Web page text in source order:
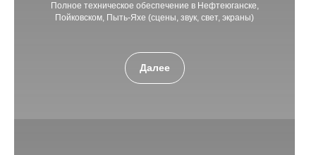
Полное техническое обеспечение в Нефтеюганске,
Пойковском, Пыть-Яхе (сцены, звук, свет, экраны)
Далее